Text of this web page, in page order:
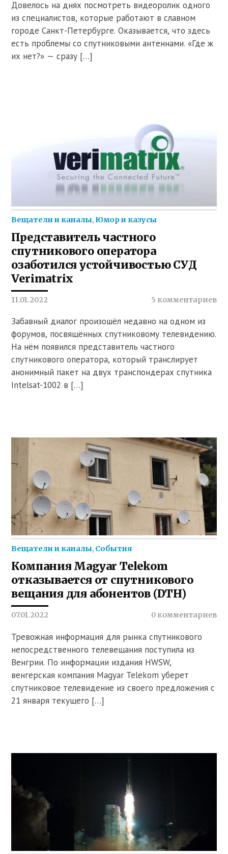
Довелось на днях посмотреть видеоролик одного
из специалистов, которые работают в славном
городе Санкт-Петербурге. Оказывается, что здесь
есть проблемы со спутниковыми антеннами. «Где ж
их нет?» — сразу […]
Вещатели и каналы,Юмор и казусы
Представитель частного
спутникового оператора
озаботился устойчивостью СУД
Verimatrix
11.01.2022 5 комментариев
Забавный диалог произошёл недавно на одном из
форумов, посвящённых спутниковому телевидению.
На нём появился представитель частного
спутникового оператора, который транслирует
анонимный пакет на двух транспондерах спутника
Intelsat-1002 в […]
Вещатели и каналы, События
Компания Magyar Telekom
отказывается от спутникового
вещания для абонентов (DTH)
07.01.2022 0 комментариев
Тревожная информация для рынка спутникового
непосредственного телевещания поступила из
Венгрии. По информации издания HWSW,
венгерская компания Magyar Telekom уберет
спутниковое телевидение из своего предложения с
21 января текущего […]